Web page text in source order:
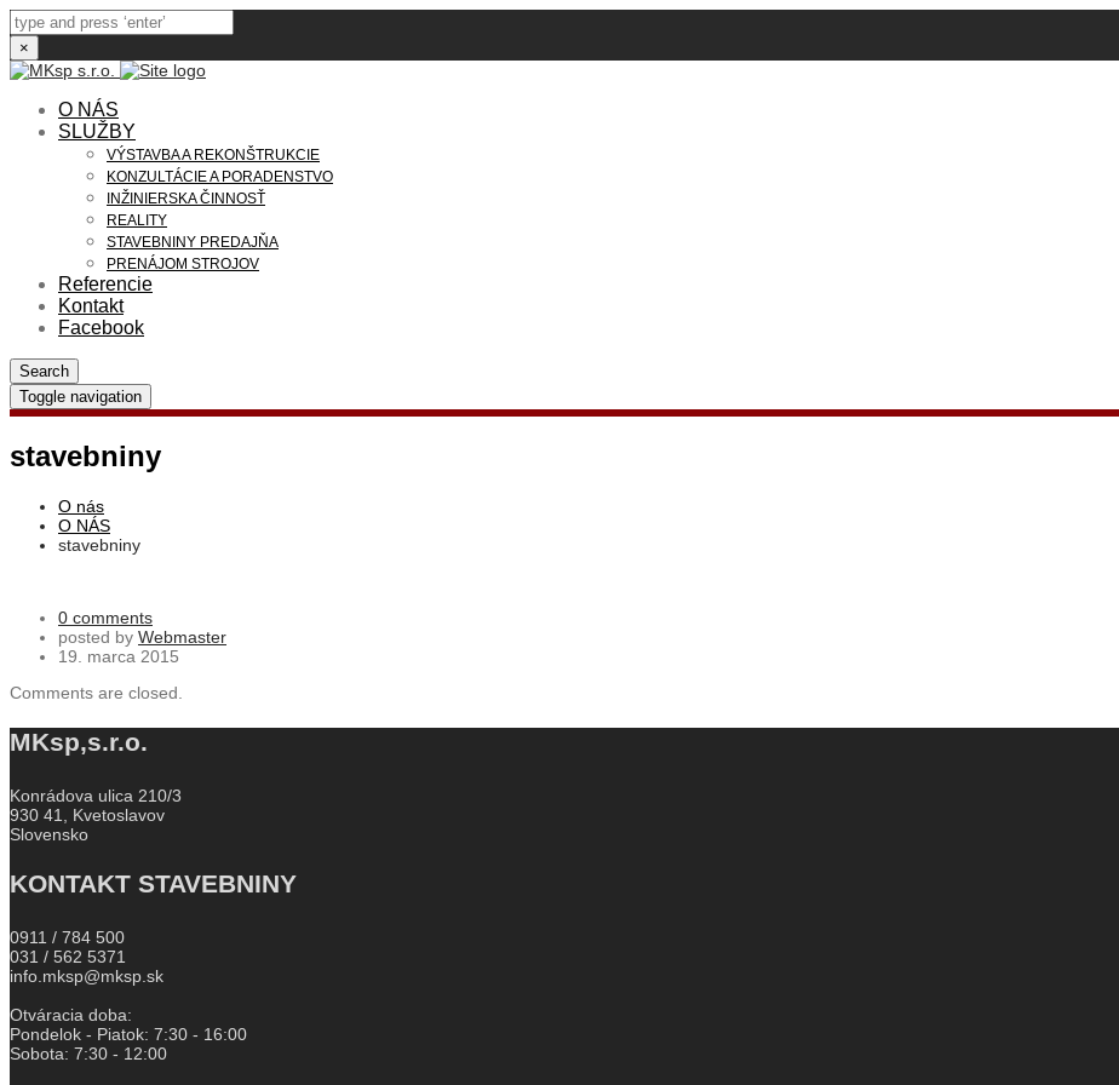
×
O NÁS
SLUŽBY
VÝSTAVBA A REKONŠTRUKCIE
KONZULTÁCIE A PORADENSTVO
INŽINIERSKA ČINNOSŤ
REALITY
STAVEBNINY PREDAJŇA
PRENÁJOM STROJOV
Referencie
Kontakt
Facebook
Search
Toggle navigation
stavebniny
O nás
O NÁS
stavebniny
0 comments
posted by Webmaster
19. marca 2015
Comments are closed.
MKsp,s.r.o.
Konrádova ulica 210/3
930 41, Kvetoslavov
Slovensko
KONTAKT STAVEBNINY
0911 / 784 500
031 / 562 5371
info.mksp@mksp.sk
Otváracia doba:
Pondelok - Piatok: 7:30 - 16:00
Sobota: 7:30 - 12:00